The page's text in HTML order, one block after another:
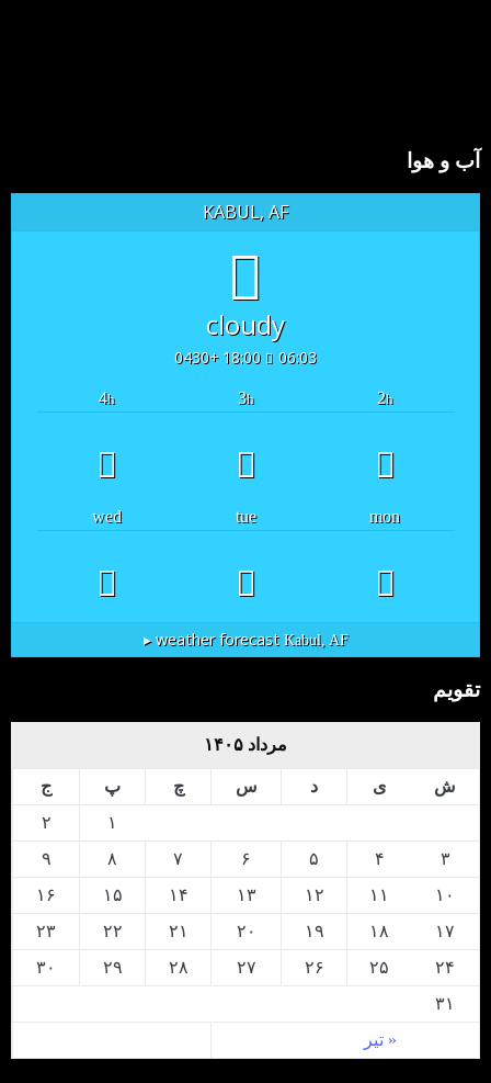
آب و هوا
KABUL, AF
cloudy
06:03
18:00 +0430
2h
3h
4h
mon
tue
wed
Kabul, AF
weather forecast ▸
تقویم
مرداد ۱۴۰۵
ش ی د س چ پ ج
« تیر
۱
۲
۳
۴ ۵ ۶ ۷ ۸
۹
۱۰
۱۱ ۱۲ ۱۳ ۱۴ ۱۵
۱۶
۱۷
۱۸ ۱۹ ۲۰ ۲۱ ۲۲
۲۳
۲۴
۲۵ ۲۶ ۲۷ ۲۸ ۲۹
۳۰
۳۱